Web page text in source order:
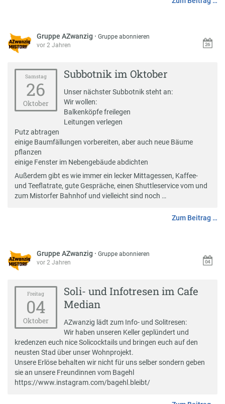
Gruppe AZwanzig ·Gruppe abonnieren
vor 2 Jahren
Samstag
26
Oktober
Subbotnik im Oktober
Unser nächster Subbotnik steht an:
Wir wollen:
Balkenköpfe freilegen
Leitungen verlegen
Putz abtragen
einige Baumfällungen vorbereiten, aber auch neue Bäume
pflanzen
einige Fenster im Nebengebäude abdichten
Außerdem gibt es wie immer ein lecker Mittagessen, Kaffee-
und Teeflatrate, gute Gespräche, einen Shuttleservice vom und
zum Mistorfer Bahnhof und vielleicht sind noch …
Zum Beitrag …
Gruppe AZwanzig ·Gruppe abonnieren
vor 2 Jahren
Freitag
04
Oktober
Soli- und Infotresen im Cafe
Median
AZwanzig lädt zum Info- und Solitresen:
Wir haben unseren Keller geplündert und
kredenzen euch nice Solicocktails und bringen euch auf den
neusten Stad über unser Wohnprojekt.
Unsere Erlöse behalten wir nicht für uns selber sondern geben
sie an unsere Freundinnen vom Bagehl
https://www.instagram.com/bagehl.bleibt/